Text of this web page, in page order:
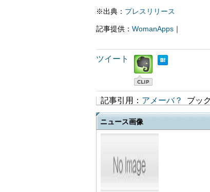
※出典： プレスリリース
記事提供： WomanApps ｜
ツイート
記事引用： アメーバ？ ブッ
ニュース画像